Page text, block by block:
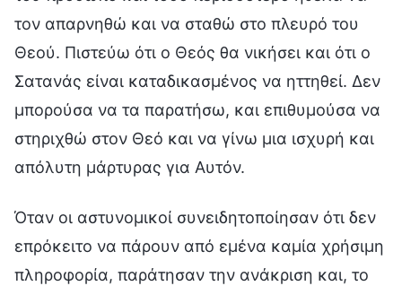
τον απαρνηθώ και να σταθώ στο πλευρό του
Θεού. Πιστεύω ότι ο Θεός θα νικήσει και ότι ο
Σατανάς είναι καταδικασμένος να ηττηθεί. Δεν
μπορούσα να τα παρατήσω, και επιθυμούσα να
στηριχθώ στον Θεό και να γίνω μια ισχυρή και
απόλυτη μάρτυρας για Αυτόν.
Όταν οι αστυνομικοί συνειδητοποίησαν ότι δεν
επρόκειτο να πάρουν από εμένα καμία χρήσιμη
πληροφορία, παράτησαν την ανάκριση και, το